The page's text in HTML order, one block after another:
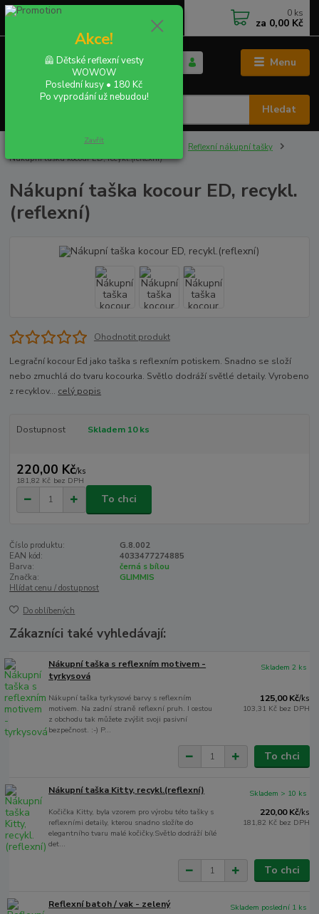
Menu
CZK
Hledat
+420 702 855 412
0 ks
za 0,00 Kč
REFLEXNÍ VAKY, TAŠKY, POTAHY
Reflexní nákupní tašky
Nákupní taška kocour ED, recykl.(reflexní)
Nákupní taška kocour ED, recykl.
(reflexní)
Ohodnotit produkt
Legrační kocour Ed jako taška s reflexním potiskem. Snadno se složí
nebo zmuchlá do tvaru kocourka. Světlo dodráží světlé detaily. Vyrobeno
z recyklov... celý popis
Dostupnost Skladem 10 ks
220,00 Kč/ks
181,82 Kč bez DPH
To chci
Číslo produktu:
G.8.002
EAN kód:
4033477274885
Barva:
černá s bílou
Značka:
GLIMMIS
Hlídat cenu / dostupnost
Do oblíbených
Zákazníci také vyhledávají:
Nákupní taška s reflexním motivem -
tyrkysová
Nákupní taška tyrkysové barvy s reflexním
motivem. Na zadní straně reflexní pruh. I cestou
z obchodu tak můžete zvýšit svoji pasivní
bezpečnost. :-) P...
125,00 Kč/ks
103,31 Kč bez DPH
Skladem 2 ks
To chci
Nákupní taška Kitty, recykl.(reflexní)
Kočička Kitty, byla vzorem pro výrobu této tašky s
reflexními detaily, kterou snadno složíte do
elegantního tvaru malé kočičky.Světlo dodráží bílé
det...
220,00 Kč/ks
181,82 Kč bez DPH
Skladem > 10 ks
To chci
Reflexní batoh / vak - zelený Skladem poslední 1 ks
Akce!
🦺 Dětské reflexní vesty
WOWOW
Poslední kusy • 180 Kč
Po vyprodání už nebudou!
Zavřít